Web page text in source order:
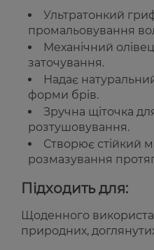
Ультратонкий
промальовування
Механічний
заточування.
Надає
форми брів.
Зручна щіточка
розтушовування.
Створює стійкий
розмазування
Підходить для:
Щоденного
природних,